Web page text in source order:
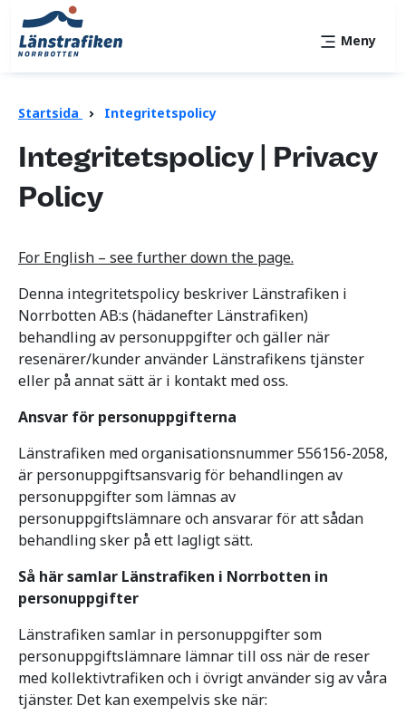
Meny
Startsida Integritetspolicy
Integritetspolicy | Privacy
Policy
For English – see further down the page.
Denna integritetspolicy beskriver Länstrafiken i
Norrbotten AB:s (hädanefter Länstrafiken)
behandling av personuppgifter och gäller när
resenärer/kunder använder Länstrafikens tjänster
eller på annat sätt är i kontakt med oss.
Ansvar för personuppgifterna
Länstrafiken med organisationsnummer 556156-2058,
är personuppgiftsansvarig för behandlingen av
personuppgifter som lämnas av
personuppgiftslämnare och ansvarar för att sådan
behandling sker på ett lagligt sätt.
Så här samlar Länstrafiken i Norrbotten in
personuppgifter
Länstrafiken samlar in personuppgifter som
personuppgiftslämnare lämnar till oss när de reser
med kollektivtrafiken och i övrigt använder sig av våra
tjänster. Det kan exempelvis ske när: